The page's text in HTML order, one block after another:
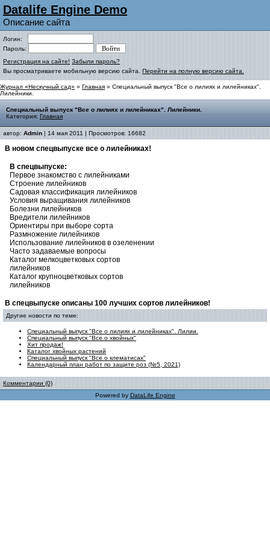
Datalife Engine Demo
Описание сайта
Логин:
Пароль:
Регистрация на сайте! Забыли пароль?
Вы просматриваете мобильную версию сайта. Перейти на полную версию сайта.
Журнал «Нескучный сад» » Главная » Специальный выпуск "Все о лилиях и лилейниках".
Лилейники.
Специальный выпуск "Все о лилиях и лилейниках". Лилейники.
Категория: Главная
автор: Admin | 14 мая 2011 | Просмотров: 16682
В новом спецвыпуске все о лилейниках!
В спецвыпуске:
Первое знакомство с лилейниками
Строение лилейников
Садовая классификация лилейников
Условия выращивания лилейников
Болезни лилейников
Вредители лилейников
Ориентиры при выборе сорта
Размножение лилейников
Использование лилейников в озеленении
Часто задаваемые вопросы
Каталог мелкоцветковых сортов
лилейников
Каталог крупноцветковых сортов
лилейников
В спецвыпуске описаны 100 лучших сортов лилейников!
Другие новости по теме:
Специальный выпуск "Все о лилиях и лилейниках". Лилии.
Специальный выпуск "Все о хвойных"
Хит продаж!
Каталог хвойных растений
Специальный выпуск "Все о клематисах"
Календарный план работ по защите роз (№5, 2021)
Комментарии (0)
Powered by DataLife Engine